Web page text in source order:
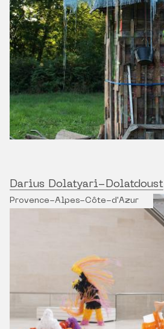
Darius Dolatyari-Dolatdoust
Provence-Alpes-Côte-d'Azur